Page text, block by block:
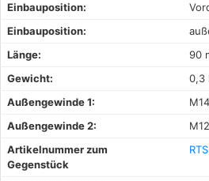
Einbauposition:
Einbauposition:
Länge:
90
Gewicht:
0,3
Außengewinde 1:
Außengewinde 2:
Artikelnummer zum
Gegenstück